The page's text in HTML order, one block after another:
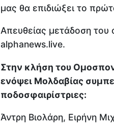
μας θα επιδιώξει το
Απευθείας μετάδοση του
alphanews.live.
Στην κλήση του
ενόψει Μολδαβίας
ποδοσφαιρίστριες:
Άντρη Βιολάρη, Ειρήνη